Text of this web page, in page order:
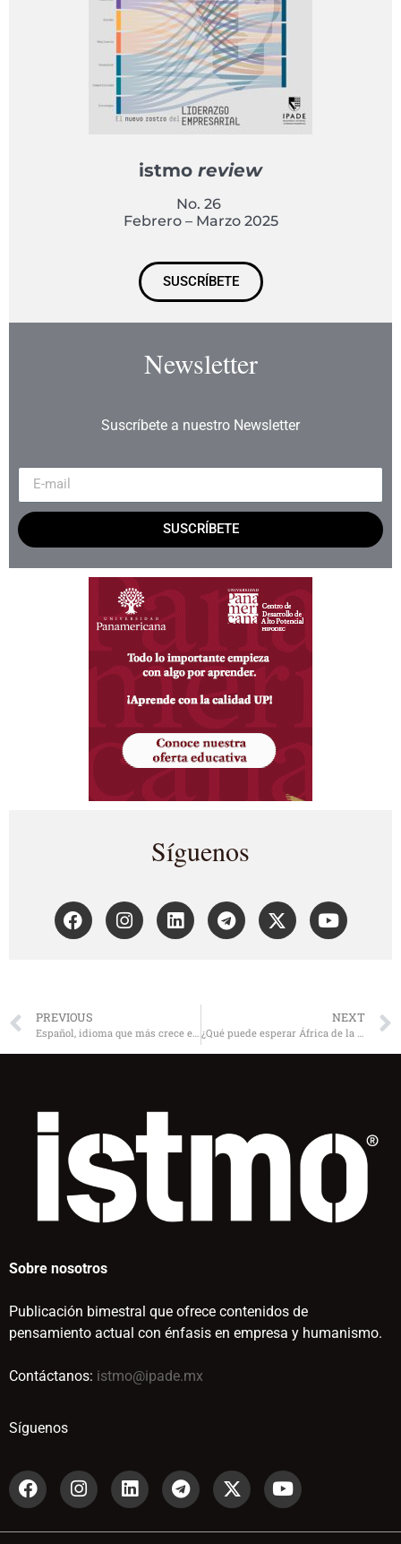
istmo review
No. 26
Febrero – Marzo 2025
SUSCRÍBETE
Newsletter
Suscríbete a nuestro Newsletter
SUSCRÍBETE
Síguenos
PREVIOUS
Español, idioma que más crece en internet
NEXT
¿Qué puede esperar África de la crisis mundial?
Sobre nosotros
Publicación bimestral que ofrece contenidos de
pensamiento actual con énfasis en empresa y humanismo.
Contáctanos: istmo@ipade.mx
Síguenos